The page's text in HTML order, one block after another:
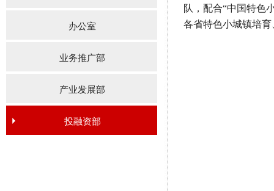
办公室
业务推广部
产业发展部
投融资部
队，配合“中国特色
各省特色小城镇培